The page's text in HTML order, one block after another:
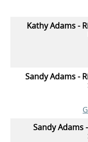
Kathy Adams -
Sandy Adams -
Sandy Adams